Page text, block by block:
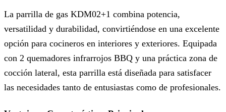
La parrilla de gas KDM02+1 combina potencia,
versatilidad y durabilidad, convirtiéndose en una excelente
opción para cocineros en interiores y exteriores. Equipada
con 2 quemadores infrarrojos BBQ y una práctica zona de
cocción lateral, esta parrilla está diseñada para satisfacer
las necesidades tanto de entusiastas como de profesionales.